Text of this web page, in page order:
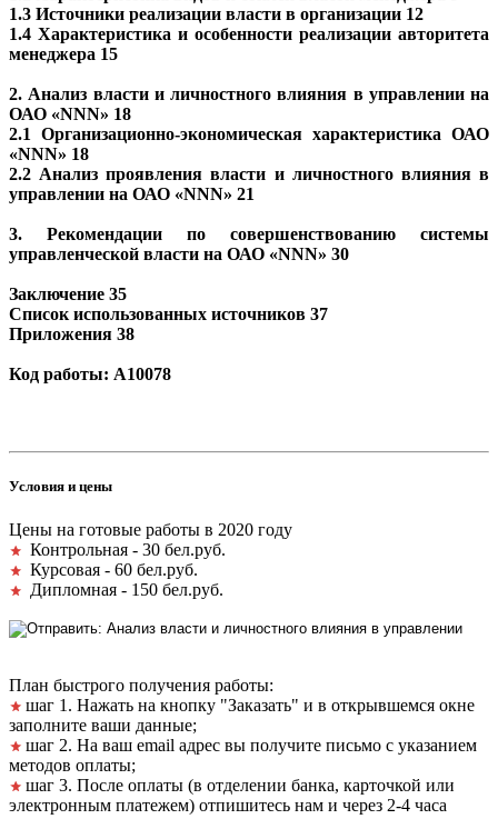
1.3 Источники реализации власти в организации 12
1.4 Характеристика и особенности реализации авторитета
менеджера 15
2. Анализ власти и личностного влияния в управлении на
ОАО «NNN» 18
2.1 Организационно-экономическая характеристика ОАО
«NNN» 18
2.2 Анализ проявления власти и личностного влияния в
управлении на ОАО «NNN» 21
3. Рекомендации по совершенствованию системы
управленческой власти на ОАО «NNN» 30
Заключение 35
Список использованных источников 37
Приложения 38
Код работы: А10078
Условия и цены
Цены на готовые работы в 2020 году
Контрольная - 30 бел.руб.
Курсовая - 60 бел.руб.
Дипломная - 150 бел.руб.
План быстрого получения работы:
шаг 1. Нажать на кнопку "Заказать" и в открывшемся окне
заполните ваши данные;
шаг 2. На ваш email адрес вы получите письмо с указанием
методов оплаты;
шаг 3. После оплаты (в отделении банка, карточкой или
электронным платежем) отпишитесь нам и через 2-4 часа